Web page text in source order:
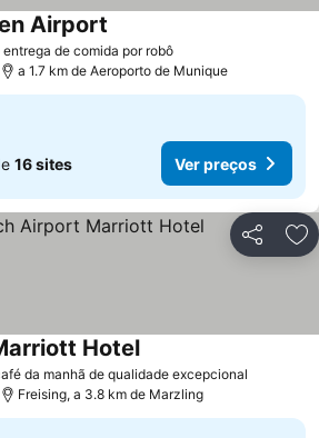
de comida por robôVer preços
Airport
a 1.7 km de Aeroporto de Munique
16 sites Ver preços
Partilhar
da manhã de qualidade excepcional
HotelVer preços
Freising, a 3.8 km de Marzling